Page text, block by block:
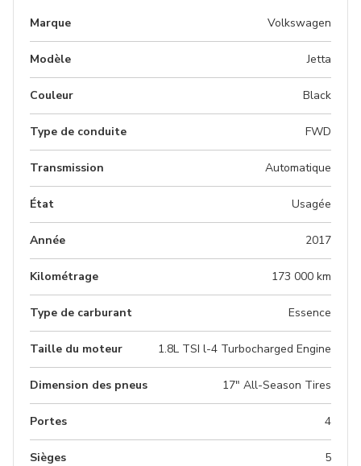
Marque Volkswagen
Modèle Jetta
Couleur Black
Type de conduite FWD
Transmission Automatique
État Usagée
Année 2017
Kilométrage 173 000 km
Type de carburant Essence
Taille du moteur 1.8L TSI l-4 Turbocharged Engine
Dimension des pneus 17" All-Season Tires
Portes 4
Sièges 5